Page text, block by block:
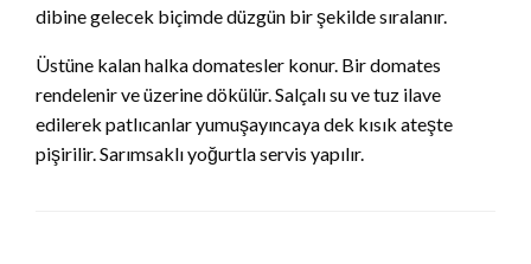
dibine gelecek biçimde düzgün bir şekilde sıralanır.
Üstüne kalan halka domatesler konur. Bir domates
rendelenir ve üzerine dökülür. Salçalı su ve tuz ilave
edilerek patlıcanlar yumuşayıncaya dek kısık ateşte
pişirilir. Sarımsaklı yoğurtla servis yapılır.